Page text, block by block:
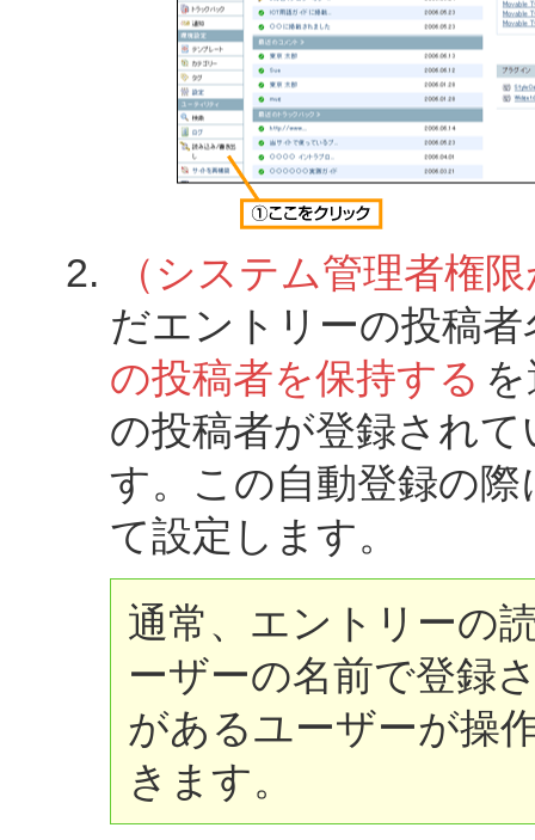
（システム管理者権
だエントリーの投稿
の投稿者を保持する
の投稿者が登録され
す。この自動登録の
て設定します。
通常、エントリーの
ーザーの名前で登録
があるユーザーが操
きます。